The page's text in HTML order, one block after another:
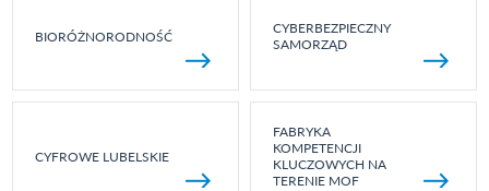
BIORÓŻNORODNOŚĆ
CYBERBEZPIECZNY
SAMORZĄD
CYFROWE LUBELSKIE
FABRYKA
KOMPETENCJI
KLUCZOWYCH NA
TERENIE MOF